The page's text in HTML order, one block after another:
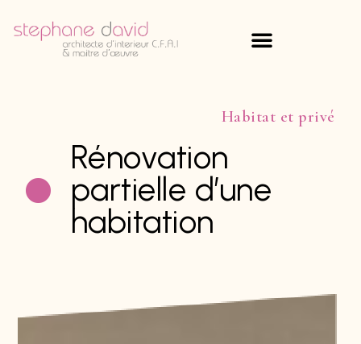
Habitat et privé
Rénovation
partielle d’une
habitation